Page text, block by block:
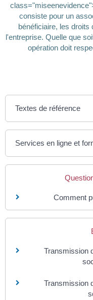
consiste pour un
bénéficiaire, les droits
l'entreprise. Quelle que
opération doit
Textes de référence
Services en ligne et
Comment
Transmission
Transmission